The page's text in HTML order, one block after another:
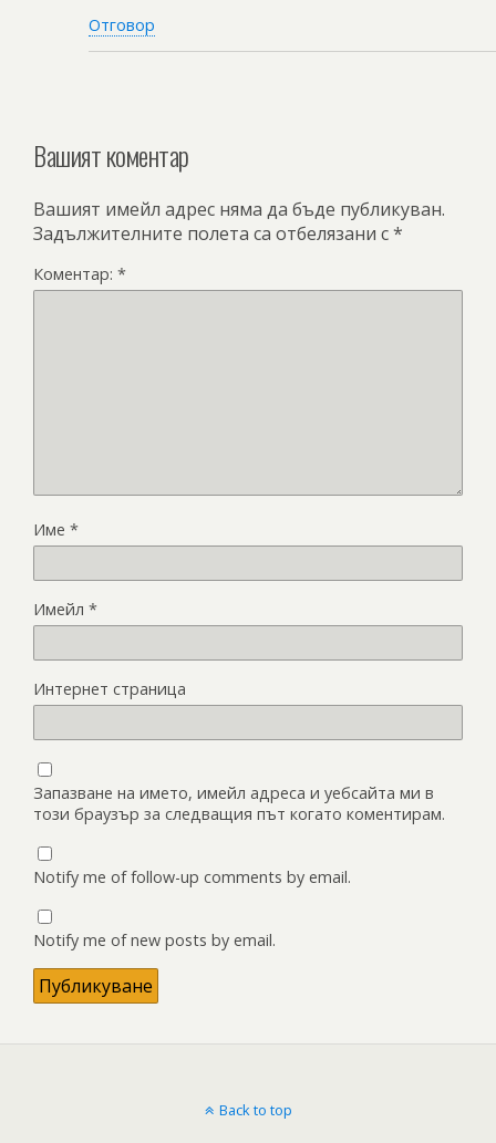
Отговор
Вашият коментар
Вашият имейл адрес няма да бъде публикуван.
Задължителните полета са отбелязани с*
Коментар: *
Име *
Имейл *
Интернет страница
Запазване на името, имейл адреса и уебсайта ми в
този браузър за следващия път когато коментирам.
Notify me of follow-up comments by email.
Notify me of new posts by email.
Back to top